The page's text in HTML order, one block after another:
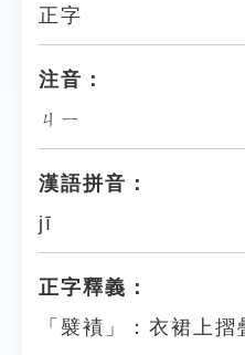
正字
注音：
ㄐㄧ
漢語拼音：
jī
正字釋義：
「襞襀」：衣裙上